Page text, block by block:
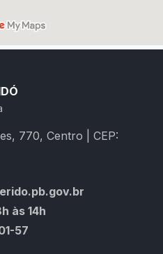
770, Centro | CEP:
às 14h
57